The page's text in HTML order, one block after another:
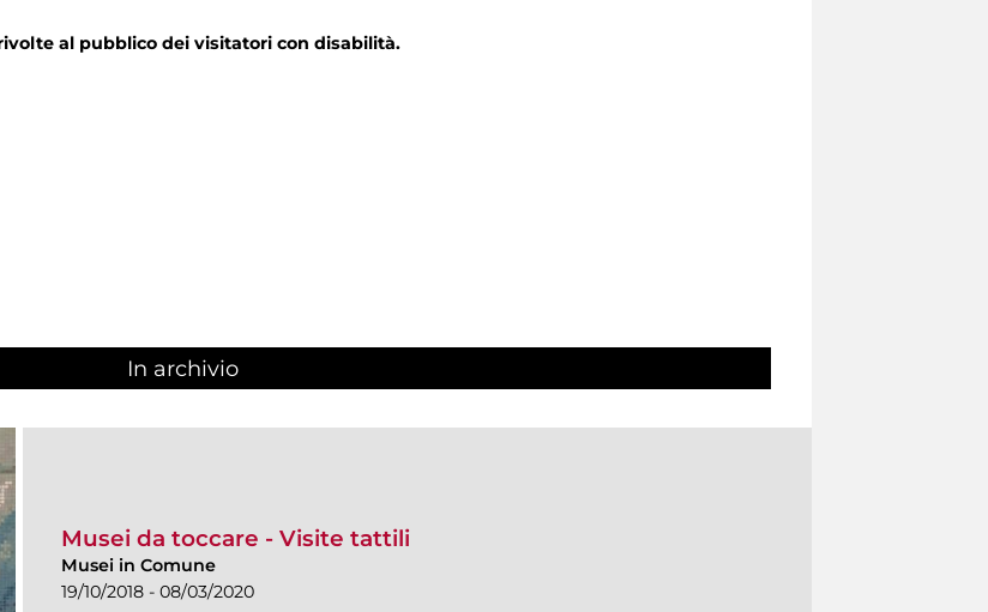
al pubblico dei visitatori con disabilità.
In archivio
Musei da toccare - Visite tattili
Musei in Comune
19/10/2018 - 08/03/2020